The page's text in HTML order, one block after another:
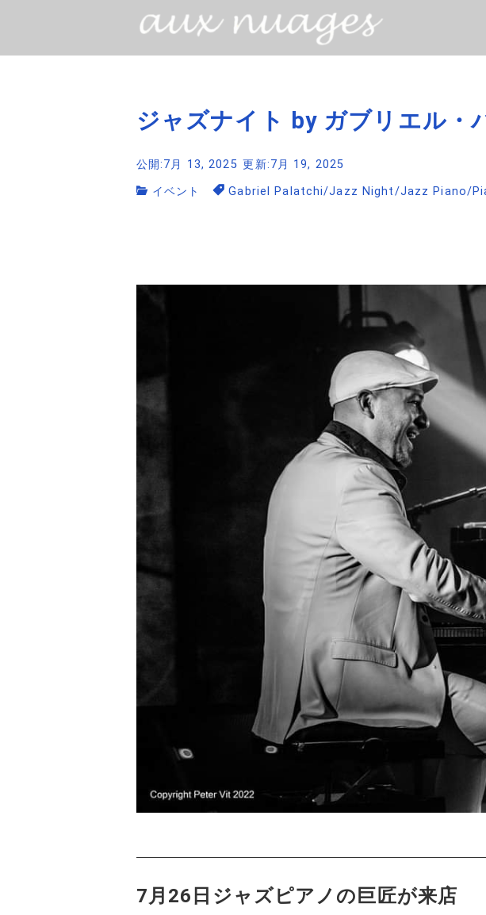
ジャズナイト by ガブリエル・
公開:7月 13, 2025 更新:7月 19, 2025
イベント
Gabriel Palatchi/Jazz Night/Jazz Piano/
7月26日ジャズピアノの巨匠が来店